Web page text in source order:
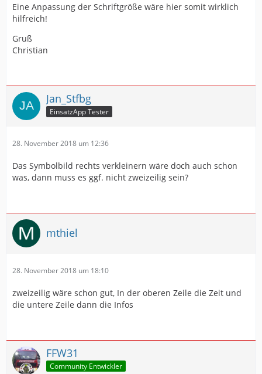
Eine Anpassung der Schriftgröße wäre hier somit wirklich
hilfreich!
Gruß
Christian
Jan_Stfbg
EinsatzApp Tester
28. November 2018 um 12:36
Das Symbolbild rechts verkleinern wäre doch auch schon
was, dann muss es ggf. nicht zweizeilig sein?
mthiel
28. November 2018 um 18:10
zweizeilig wäre schon gut, In der oberen Zeile die Zeit und
die untere Zeile dann die Infos
FFW31
Community Entwickler